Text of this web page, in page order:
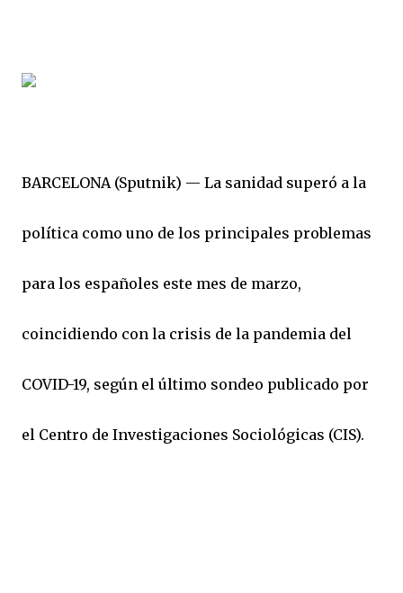
BARCELONA (Sputnik) — La sanidad superó a la
política como uno de los principales problemas
para los españoles este mes de marzo,
coincidiendo con la crisis de la pandemia del
COVID-19, según el último sondeo publicado por
el Centro de Investigaciones Sociológicas (CIS).